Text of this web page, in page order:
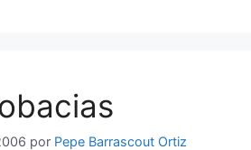
por Pepe Barrascout Ortiz